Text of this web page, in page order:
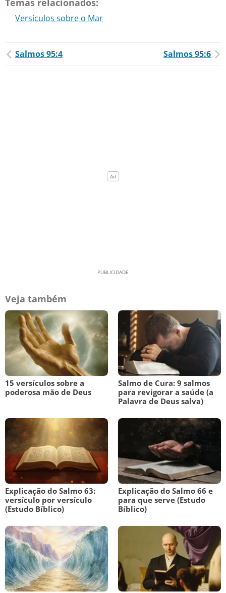
Temas relacionados:
Versículos sobre o Mar
Salmos 95:4 Salmos 95:6
Veja também
15 versículos sobre a
poderosa mão de Deus
Salmo de Cura: 9 salmos
para revigorar a saúde (a
Palavra de Deus salva)
Explicação do Salmo 63:
versículo por versículo
(Estudo Bíblico)
Explicação do Salmo 66 e
para que serve (Estudo
Bíblico)